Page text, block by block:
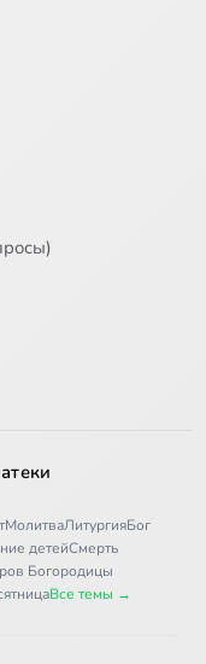
МолитваЛитургияБог
детейСмерть
Богородицы
Все темы →